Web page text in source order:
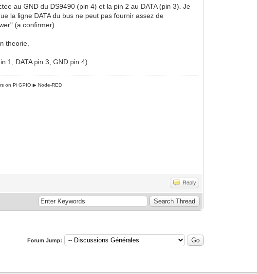
au GND du DS9490 (pin 4) et la pin 2 au DATA (pin 3). Je
la ligne DATA du bus ne peut pas fournir assez de
(a confirmer).
theorie.
1, DATA pin 3, GND pin 4).
on Pi GPIO▶ Node-RED
Reply
Forum Jump: